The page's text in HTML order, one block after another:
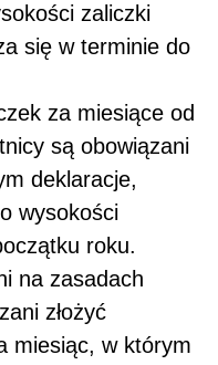
zaliczki
się w terminie do
za miesiące od
są obowiązani
deklaracje,
wysokości
roku.
na zasadach
złożyć
miesiąc, w którym